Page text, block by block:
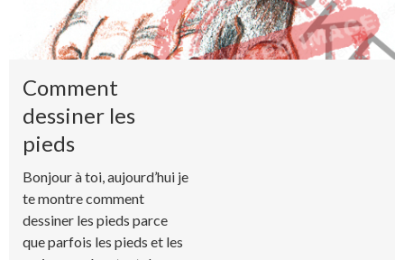
Comment
dessiner les
pieds
Bonjour à toi, aujourd’hui je
te montre comment
dessiner les pieds parce
que parfois les pieds et les